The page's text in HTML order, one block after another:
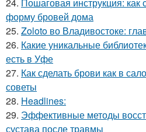
форму бровей дома
25. Zoloto во Владивостоке:
26. Какие уникальные
есть в Уфе
27. Как сделать брови как в
советы
28. Headlines:
29. Эффективные методы
сустава после травмы